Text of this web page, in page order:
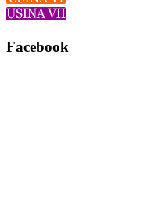
Facebook